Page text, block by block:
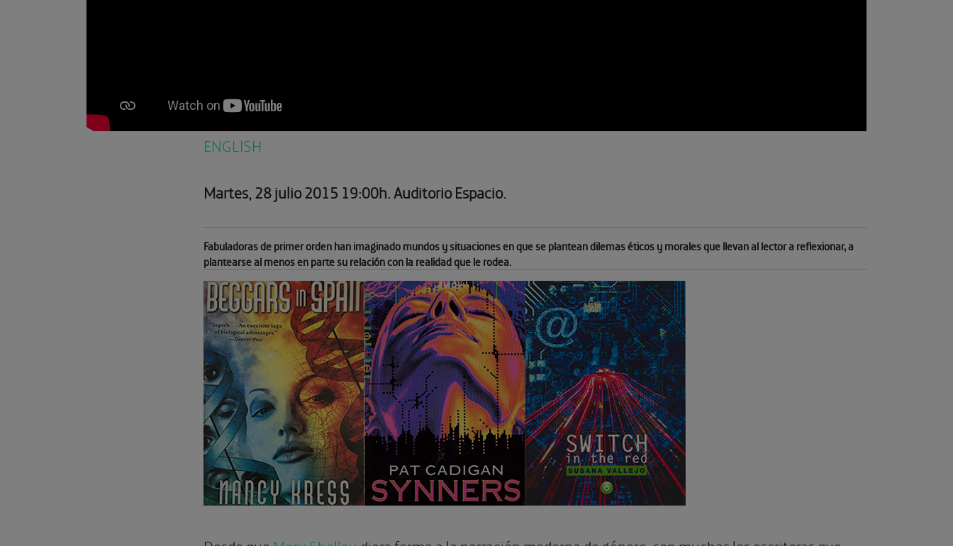
ENGLISH
Martes, 28 julio 2015 19:00h. Auditorio Espacio.
Fabuladoras de primer orden han imaginado mundos y situaciones en que se plantean dilemas éticos y morales que llevan al lector a reflexionar, a
plantearse al menos en parte su relación con la realidad que le rodea.